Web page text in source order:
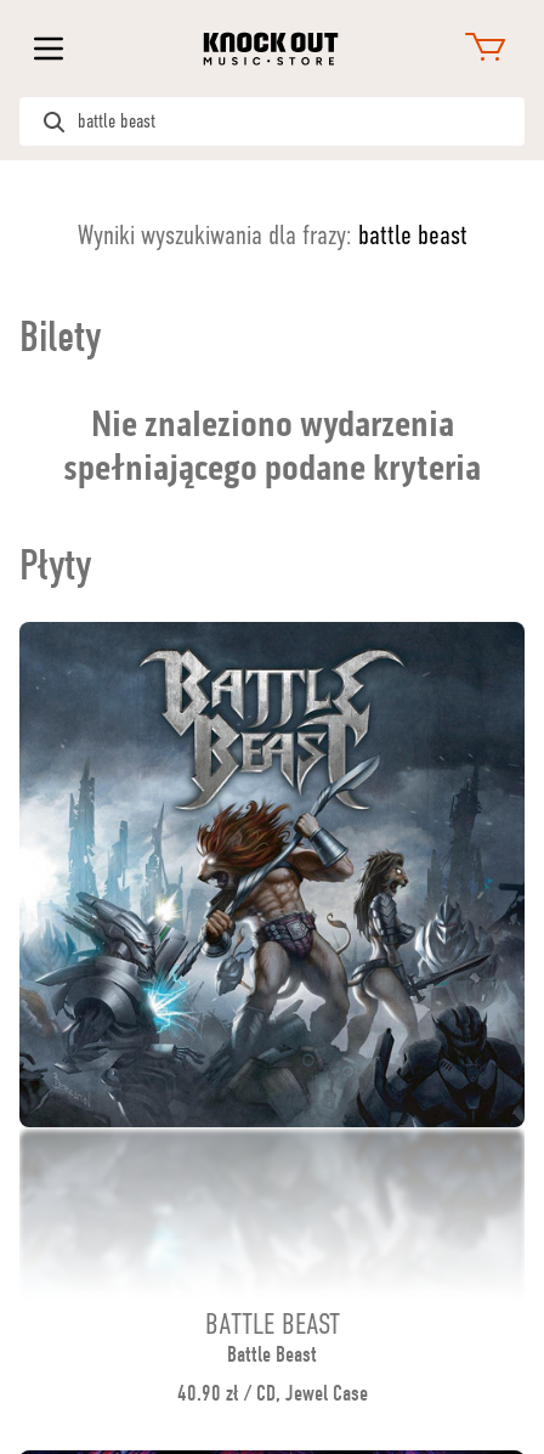
Wyniki wyszukiwania dla frazy: battle beast
Bilety
Nie znaleziono wydarzenia
spełniającego podane kryteria
Płyty
BATTLE BEAST
Battle Beast
40.90 zł / CD, Jewel Case